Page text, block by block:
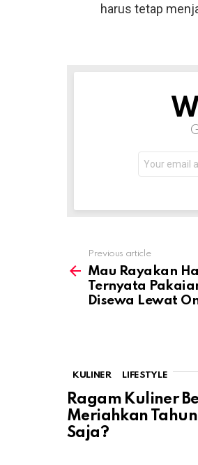
harus tetap
NEWSLETTER
address:
more
Previous article
Mau Rayakan
Ternyata
Disewa Lewat
KULINER LIFESTYLE
Ragam Kuliner
Meriahkan
Saja?